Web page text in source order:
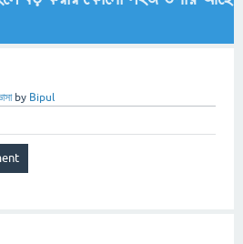
by Bipul